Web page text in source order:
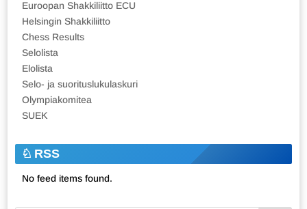
Euroopan Shakkiliitto ECU
Helsingin Shakkiliitto
Chess Results
Selolista
Elolista
Selo- ja suorituslukulaskuri
Olympiakomitea
SUEK
RSS
No feed items found.